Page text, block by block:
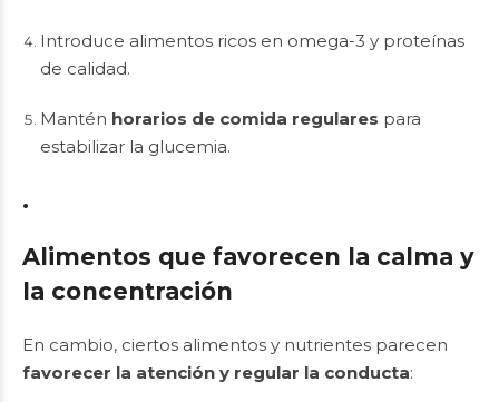
Introduce alimentos ricos en omega-3 y proteínas
de calidad.
Mantén horarios de comida regulares para
estabilizar la glucemia.
.
Alimentos que favorecen la calma y
la concentración
En cambio, ciertos alimentos y nutrientes parecen
favorecer la atención y regular la conducta: